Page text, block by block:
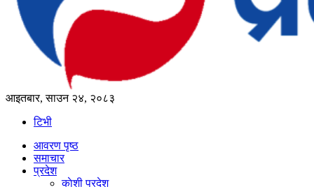
आइतबार, साउन २४, २०८३
टिभी
आवरण पृष्‍ठ
समाचार
प्रदेश
काेशी प्रदेश